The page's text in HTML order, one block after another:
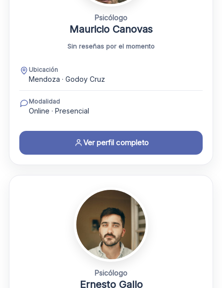
Psicólogo
Mauricio Canovas
Sin reseñas por el momento
Ubicación
Mendoza · Godoy Cruz
Modalidad
Online · Presencial
Ver perfil completo
Psicólogo
Ernesto Gallo